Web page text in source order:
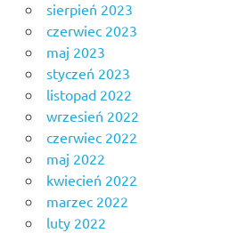
sierpień 2023
czerwiec 2023
maj 2023
styczeń 2023
listopad 2022
wrzesień 2022
czerwiec 2022
maj 2022
kwiecień 2022
marzec 2022
luty 2022